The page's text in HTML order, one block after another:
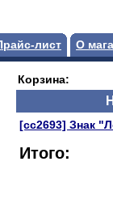
лист О
Корзина:
[сс2693] Знак
Итого: